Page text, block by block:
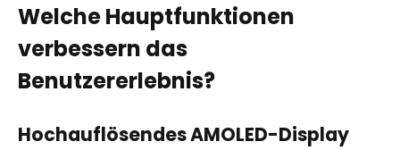
Welche Hauptfunktionen
verbessern das
Benutzererlebnis?
Hochauflösendes AMOLED-Display